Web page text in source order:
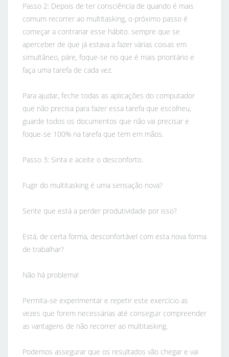
Passo 2: Depois de ter consciência de quando é mais
comum recorrer ao multitasking, o próximo passo é
começar a contrariar esse hábito. sempre que se
aperceber de que já estava a fazer várias coisas em
simultâneo, páre, foque-se no que é mais prioritário e
faça uma tarefa de cada vez.
Para ajudar, feche todas as aplicações do computador
que não precisa para fazer essa tarefa que escolheu,
guarde todos os documentos que não vai precisar e
foque-se 100% na tarefa que tem em mãos.
Passo 3: Sinta e aceite o desconforto.
Fugir do multitasking é uma sensação nova?
Sente que está a perder produtividade por isso?
Está, de certa forma, desconfortável com esta nova forma
de trabalhar?
Não há problema!
Permita-se experimentar e repetir este exercício as
vezes que forem necessárias até conseguir compreender
as vantagens de não recorrer ao multitasking.
Podemos assegurar que os resultados vão chegar e vai